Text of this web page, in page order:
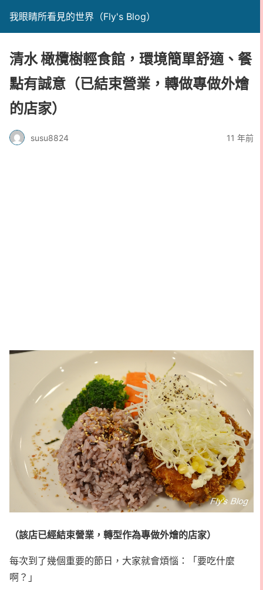
我眼睛所看見的世界（Fly's Blog）
清水 橄欖樹輕食館，環境簡單舒適、餐
點有誠意（已結束營業，轉做專做外燴
的店家）
susu8824 11 年前
（該店已經結束營業，轉型作為專做外燴的店家）
每次到了幾個重要的節日，大家就會煩惱：「要吃什麼
啊？」